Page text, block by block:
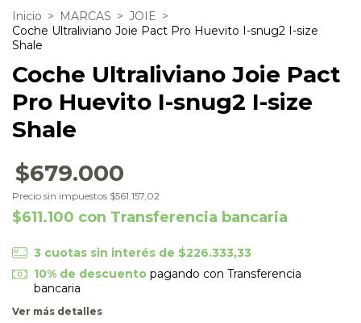
Inicio > MARCAS > JOIE >
Coche Ultraliviano Joie Pact Pro Huevito I-snug2 I-size
Shale
Coche Ultraliviano Joie Pact
Pro Huevito I-snug2 I-size
Shale
$679.000
Precio sin impuestos $561.157,02
$611.100 con Transferencia bancaria
3 cuotas sin interés de $226.333,33
10% de descuento pagando con Transferencia
bancaria
Ver más detalles